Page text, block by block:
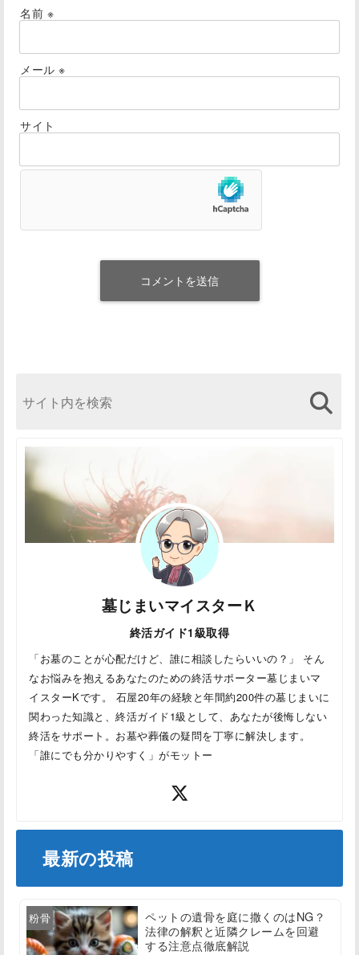
名前 ※
メール ※
サイト
墓じまいマイスターＫ
終活ガイド1級取得
「お墓のことが心配だけど、誰に相談したらいいの？」 そん
なお悩みを抱えるあなたのための終活サポーター墓じまいマ
イスターKです。 石屋20年の経験と年間約200件の墓じまいに
関わった知識と、終活ガイド1級として、あなたが後悔しない
終活をサポート。お墓や葬儀の疑問を丁寧に解決します。
「誰にでも分かりやすく」がモットー
最新の投稿
粉骨
ペットの遺骨を庭に撒くのはNG？
法律の解釈と近隣クレームを回避
する注意点徹底解説